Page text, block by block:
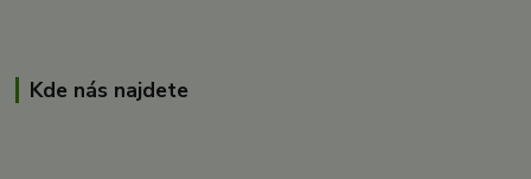
Kde nás najdete